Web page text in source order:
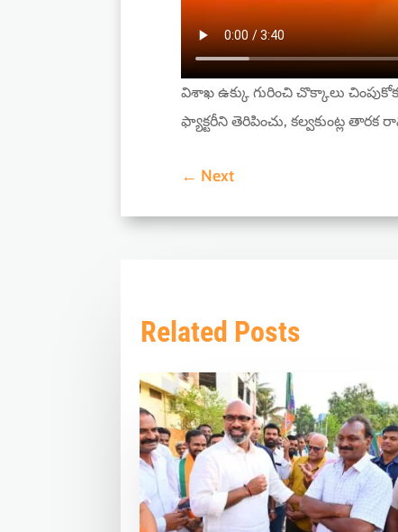
విశాఖ ఉక్కు గురించి చొక్కాలు
ఫ్యాక్టరీని తెరిపించు, కల్వకుంట్ల
← Next
Related Posts